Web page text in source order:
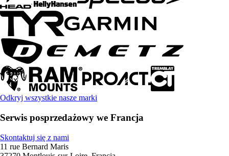
Odkryj wszystkie nasze marki
Serwis posprzedażowy we Francja
Skontaktuj się z nami
11 rue Bernard Maris